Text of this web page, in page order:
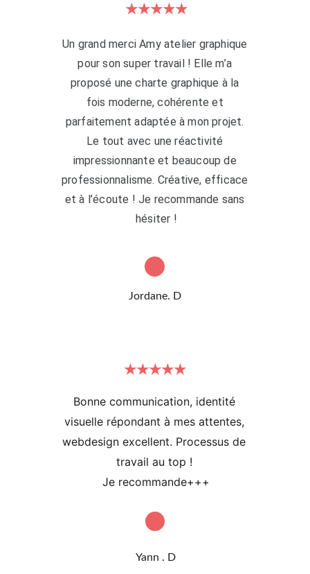
Bonne communication, identité
visuelle répondant à mes attentes,
webdesign excellent. Processus de
travail au top !
Je recommande+++
Yann . D
★★★★★
★★★★★
Un grand merci Amy atelier graphique
pour son super travail ! Elle m’a
proposé une charte graphique à la
fois moderne, cohérente et
parfaitement adaptée à mon projet.
Le tout avec une réactivité
impressionnante et beaucoup de
professionnalisme. Créative, efficace
et à l’écoute ! Je recommande sans
hésiter !
Jordane. D